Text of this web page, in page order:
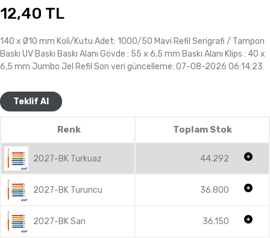
12,40 TL
140 x Ø10 mm Koli/Kutu Adet: 1000/50 Mavi Refil Serigrafi / Tampon
Baskı UV Baskı Baskı Alanı Gövde : 55 x 6,5 mm Baskı Alanı Klips : 40 x
6,5 mm Jumbo Jel Refil Son veri güncelleme: 07-08-2026 06:14:23
Teklif Al
Renk Toplam Stok
2027-BK Turkuaz 44.292
2027-BK Turuncu 36.800
2027-BK Sarı 36.150